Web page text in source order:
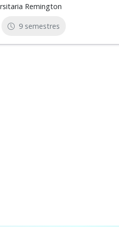
Remington
9 semestres